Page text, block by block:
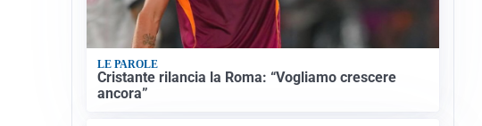
LE PAROLE
Cristante rilancia la Roma: “Vogliamo crescere
ancora”